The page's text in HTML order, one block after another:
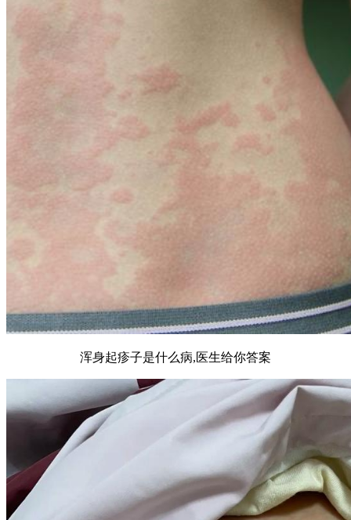
浑身起疹子是什么病,医生给你答案